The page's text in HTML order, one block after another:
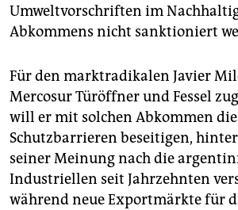
Umweltvorschriften im
Abkommens nicht sanktioniert
Für den marktradikalen Javier
Mercosur Türöffner und Fessel
will er mit solchen Abkommen die
Schutzbarrieren beseitigen,
seiner Meinung nach die
Industriellen seit Jahrzehnten
während neue Exportmärkte für